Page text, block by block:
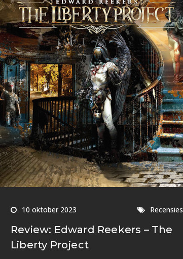
10 oktober 2023 Recensies
Review: Edward Reekers – The
Liberty Project